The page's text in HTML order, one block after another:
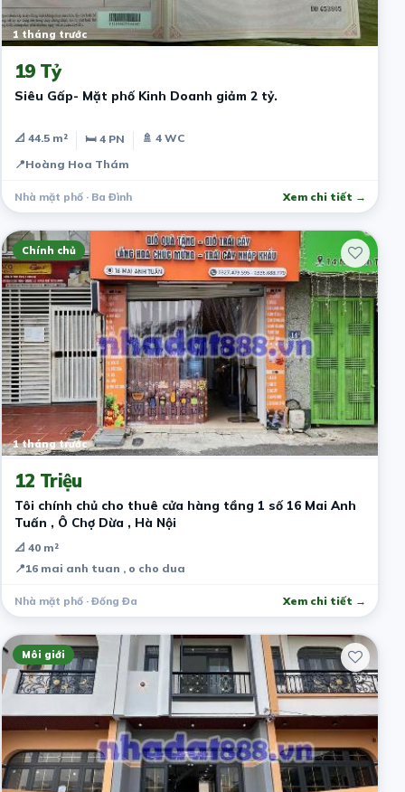
1 tháng trước
19 Tỷ
Siêu Gấp- Mặt phố Kinh Doanh giảm 2 tỷ.
📐 44.5 m² 🛏 4 PN
🚿 4 WC
📍Hoàng Hoa Thám
Nhà mặt phố · Ba Đình Xem chi tiết →
Chính chủ
1 tháng trước
12 Triệu
Tôi chính chủ cho thuê cửa hàng tầng 1 số 16 Mai Anh
Tuấn , Ô Chợ Dừa , Hà Nội
📐 40 m²
📍16 mai anh tuan , o cho dua
Nhà mặt phố · Đống Đa Xem chi tiết →
Môi giới